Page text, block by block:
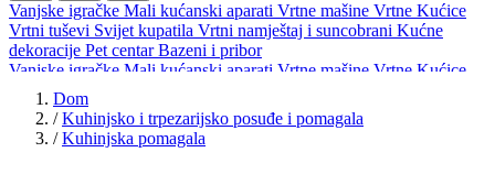
Vanjske igračke Mali kućanski aparati Vrtne mašine Vrtne Kućice
Vrtni tuševi Svijet kupatila Vrtni namještaj i suncobrani Kućne
dekoracije Pet centarBazeni i pribor
Vanjske igračke Mali kućanski aparati Vrtne mašine Vrtne Kućice
Vrtni tuševi
dekoracijePet centar Bazeni i pribor
Dom
/ Kuhinjsko i trpezarijsko posuđe i pomagala
/ Kuhinjska pomagala